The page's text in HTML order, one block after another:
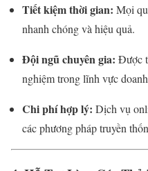
Tiết kiệm thời gian: Mọi
nhanh chóng và hiệu quả.
Đội ngũ chuyên gia: Được
nghiệm trong lĩnh vực
Chi phí hợp lý: Dịch vụ
các phương pháp truyền